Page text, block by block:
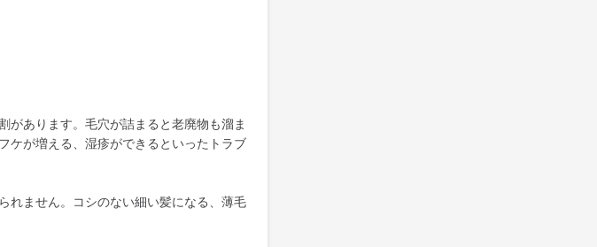
があります。毛穴が詰まると老廃物も溜ま
ケが増える、湿疹ができるといったトラブ
れません。コシのない細い髪になる、薄毛